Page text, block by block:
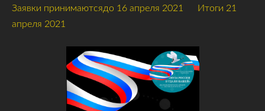
Заявки принимаютсядо 16 апреля 2021 Итоги 21
апреля 2021